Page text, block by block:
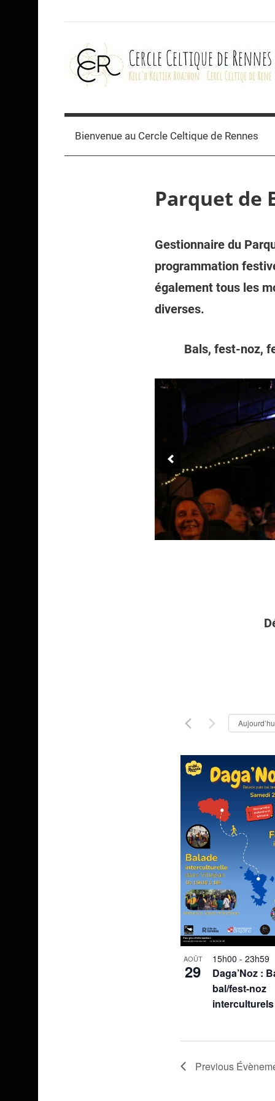
Cercle
celtique
Bienvenue au Cercle Celtique de Rennes
Parquet de
Gestionnaire du
programmation
également tous les
diverses.
Bals, fest-noz,
AOÛT
29
15h00 - 23h59
Daga’Noz :
bal/fest-noz
interculturels
Previous